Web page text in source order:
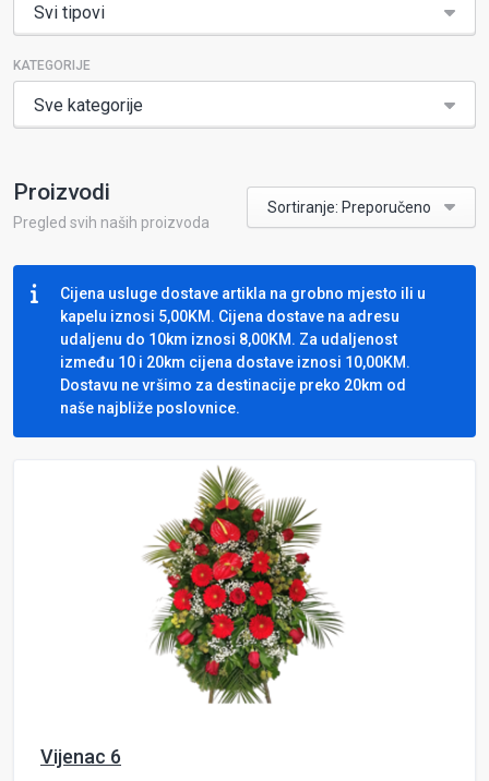
Svi tipovi
KATEGORIJE
Sve kategorije
Proizvodi
Pregled svih naših proizvoda
Sortiranje: Preporučeno
Cijena usluge dostave artikla na grobno mjesto ili u
kapelu iznosi 5,00KM. Cijena dostave na adresu
udaljenu do 10km iznosi 8,00KM. Za udaljenost
između 10 i 20km cijena dostave iznosi 10,00KM.
Dostavu ne vršimo za destinacije preko 20km od
naše najbliže poslovnice.
Vijenac 6